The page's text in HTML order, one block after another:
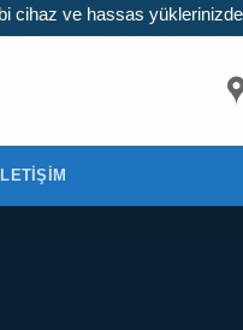
ve hassas yüklerinizde
İLETIŞIM